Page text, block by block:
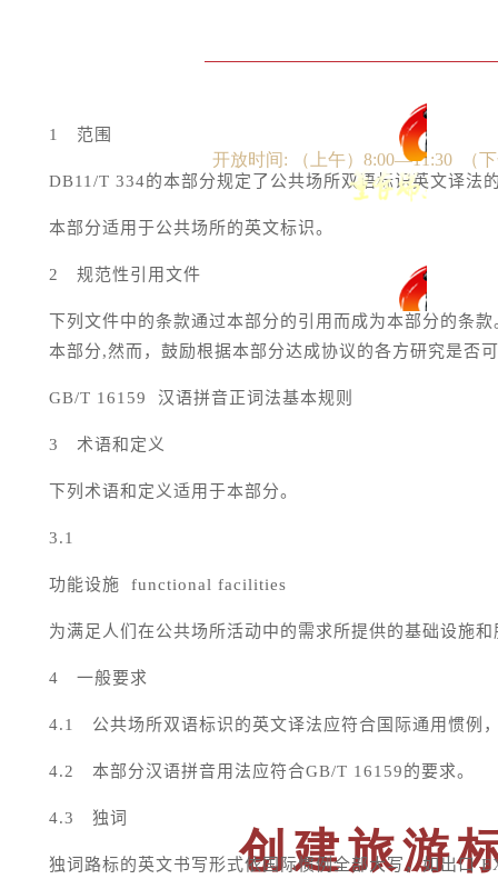
首页
景区动态
开放时间: （上午）8:00—11:30 （
创建旅游
1 范围
DB11/T 334的本部分规定了公共场所双语标识英文译法
本部分适用于公共场所的英文标识。
2 规范性引用文件
下列文件中的条款通过本部分的引用而成为本部分的条
本部分,然而，鼓励根据本部分达成协议的各方研究是否
GB/T 16159 汉语拼音正词法基本规则
3 术语和定义
下列术语和定义适用于本部分。
3.1
功能设施 functional facilities
为满足人们在公共场所活动中的需求所提供的基础设施
4 一般要求
4.1 公共场所双语标识的英文译法应符合国际通用惯例
4.2 本部分汉语拼音用法应符合GB/T 16159的要求。
4.3 独词
独词路标的英文书写形式依国际惯例全部大写，如出口